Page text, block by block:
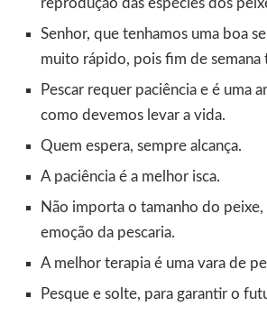
reprodução das espécies dos
Senhor, que tenhamos uma boa
muito rápido, pois fim de semana
Pescar requer paciência e é uma
como devemos levar a vida.
Quem espera, sempre alcança.
A paciência é a melhor isca.
Não importa o tamanho do
emoção da pescaria.
A melhor terapia é uma vara de
Pesque e solte, para garantir o